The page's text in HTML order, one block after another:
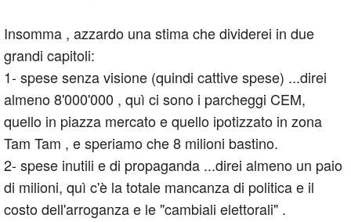
Insomma , azzardo una stima che dividerei in due
grandi capitoli:
1- spese senza visione (quindi cattive spese) ...direi
almeno 8'000'000 , quì ci sono i parcheggi CEM,
quello in piazza mercato e quello ipotizzato in zona
Tam Tam , e speriamo che 8 milioni bastino.
2- spese inutili e di propaganda ...direi almeno un paio
di milioni, quì c'è la totale mancanza di politica e il
costo dell'arroganza e le "cambiali elettorali" .